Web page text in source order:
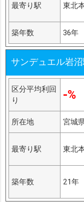
最寄り駅 東北
築年数 36年
サンデュエル岩
区分平均利回
り
-%
所在地 宮城
最寄り駅 東北
築年数 21年